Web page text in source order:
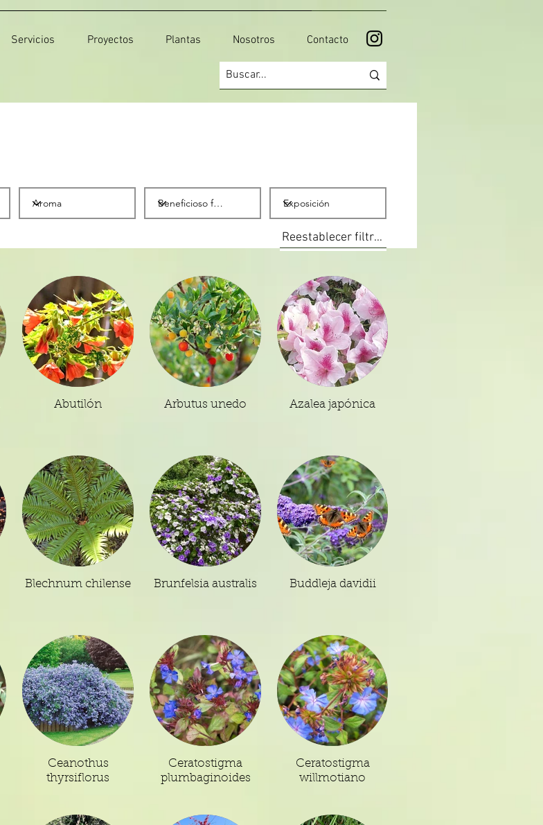
Servicios Proyectos Plantas Nosotros Contacto
Reestablecer filtros
Abutilón Arbutus unedo Azalea japónica
Blechnum chilense Brunfelsia australis Buddleja davidii
Ceanothus
thyrsiflorus
Ceratostigma
plumbaginoides
Ceratostigma
willmotiano